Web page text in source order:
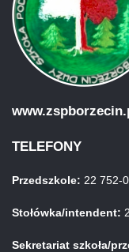
TELEFONY
Przedszkole: 22 752-
Stołówka/intendent:
Sekretariat szkoła/